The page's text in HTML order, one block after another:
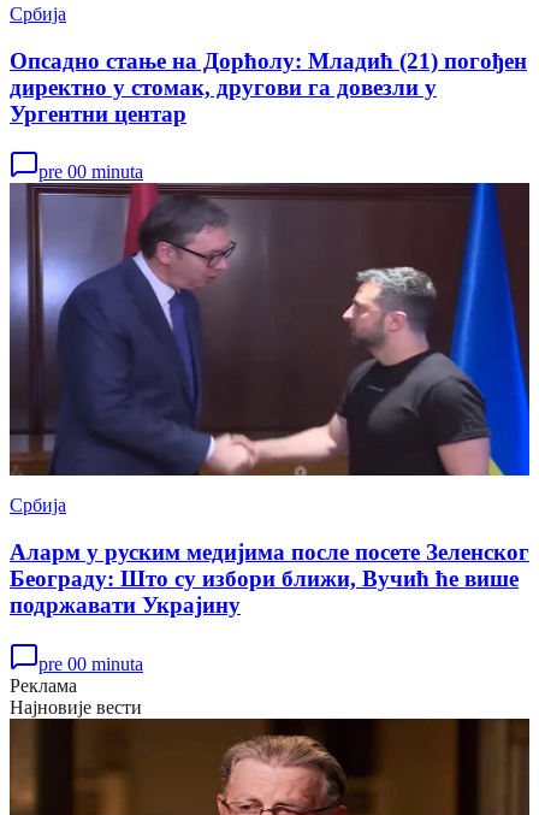
Србија
Опсадно стање на Дорћолу: Младић (21) погођен
директно у стомак, другови га довезли у
Ургентни центар
pre 00 minuta
Србија
Аларм у руским медијима после посете Зеленског
Београду: Што су избори ближи, Вучић ће више
подржавати Украјину
pre 00 minuta
Реклама
Најновије вести